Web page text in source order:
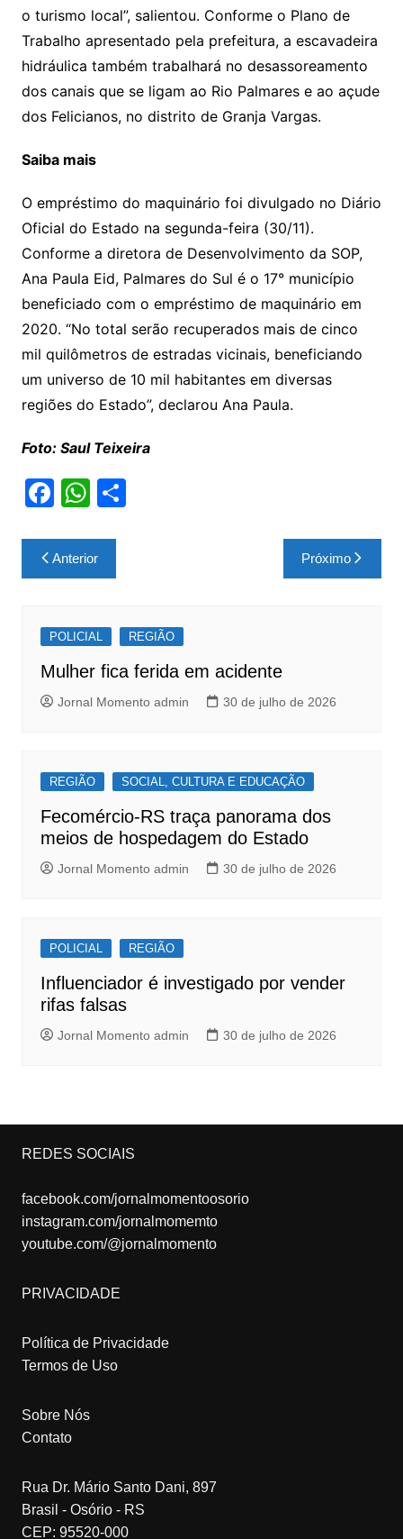
o turismo local”, salientou. Conforme o Plano de
Trabalho apresentado pela prefeitura, a escavadeira
hidráulica também trabalhará no desassoreamento
dos canais que se ligam ao Rio Palmares e ao açude
dos Felicianos, no distrito de Granja Vargas.
Saiba mais
O empréstimo do maquinário foi divulgado no Diário
Oficial do Estado na segunda-feira (30/11).
Conforme a diretora de Desenvolvimento da SOP,
Ana Paula Eid, Palmares do Sul é o 17° município
beneficiado com o empréstimo de maquinário em
2020. “No total serão recuperados mais de cinco
mil quilômetros de estradas vicinais, beneficiando
um universo de 10 mil habitantes em diversas
regiões do Estado”, declarou Ana Paula.
Foto: Saul Teixeira
F
c
e
o
o
k
W
at
s
p
p
S
Navegação
de
Anterior Próximo
POLICIAL REGIÃO
Mulher fica ferida em acidente
Jornal Momento admin 30 de julho de 2026
REGIÃO SOCIAL, CULTURA E EDUCAÇÃO
Fecomércio-RS traça panorama dos
meios de hospedagem do Estado
Jornal Momento admin 30 de julho de 2026
POLICIAL REGIÃO
Influenciador é investigado por vender
rifas falsas
Jornal Momento admin 30 de julho de 2026
REDES SOCIAIS
facebook.com/jornalmomentoosorio
instagram.com/jornalmomemto
youtube.com/@jornalmomento
PRIVACIDADE
Política de Privacidade
Termos de Uso
Sobre Nós
Contato
Rua Dr. Mário Santo Dani, 897
Brasil - Osório - RS
CEP: 95520-000